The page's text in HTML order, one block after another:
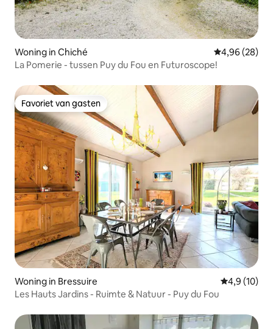
Woning in Chiché Gemiddelde
4,96 (28)
La Pomerie - tussen Puy du Fou en Futuroscope!
Favoriet van gasten
Favoriet van gasten
Woning in Bressuire
4,9 (10)
Les Hauts Jardins - Ruimte & Natuur - Puy du Fou